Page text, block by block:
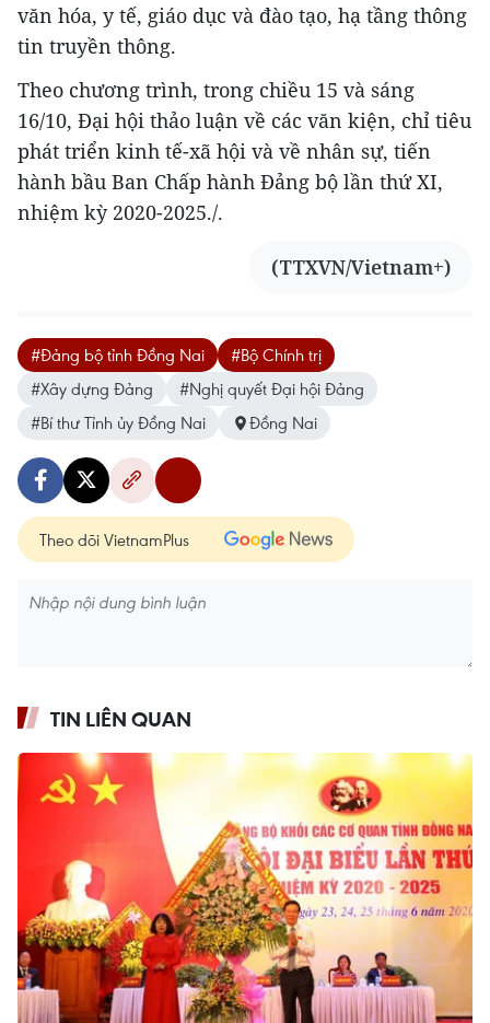
văn hóa, y tế, giáo dục và đào tạo, hạ tầng thông
tin truyền thông.
Theo chương trình, trong chiều 15 và sáng
16/10, Đại hội thảo luận về các văn kiện, chỉ tiêu
phát triển kinh tế-xã hội và về nhân sự, tiến
hành bầu Ban Chấp hành Đảng bộ lần thứ XI,
nhiệm kỳ 2020-2025./.
(TTXVN/Vietnam+)
#Đảng bộ tỉnh Đồng Nai
#Bộ Chính trị
#Xây dựng Đảng
#Nghị quyết Đại hội Đảng
#Bí thư Tỉnh ủy Đồng Nai
Đồng Nai
Theo dõi VietnamPlus
TIN LIÊN QUAN